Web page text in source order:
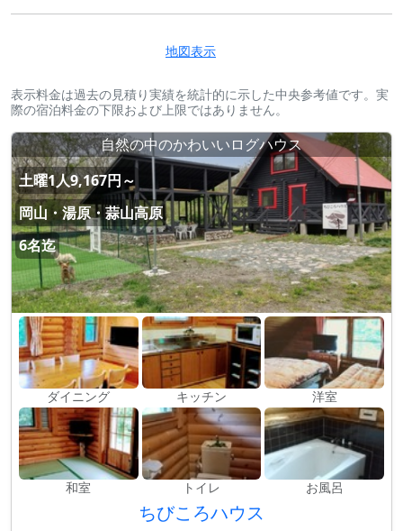
地図表示
表示料金は過去の見積り実績を統計的に示した中央参考値です。実
際の宿泊料金の下限および上限ではありません。
自然の中のかわいいログハウス
土曜1人9,167円～
岡山・湯原・蒜山高原
6名迄
ダイニング キッチン 洋室
和室 トイレ お風呂
ちびころハウス